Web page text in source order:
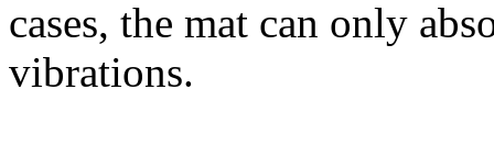
cases, the mat can only
vibrations.